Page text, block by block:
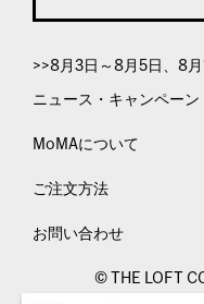
>>8月3日～8月5日、8
ニュース・キャンペーン
MoMAについて
ご注文方法
お問い合わせ
© THE LOFT